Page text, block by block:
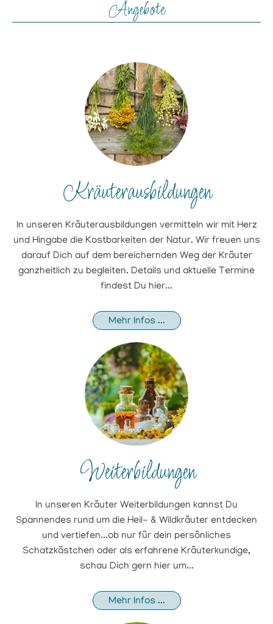
Angebote
Kräuterausbildungen
In unseren Kräuterausbildungen vermitteln wir mit Herz
und Hingabe die Kostbarkeiten der Natur. Wir freuen uns
darauf Dich auf dem bereichernden Weg der Kräuter
ganzheitlich zu begleiten. Details und aktuelle Termine
findest Du hier...
Mehr Infos ...
Weiterbildungen
In unseren Kräuter Weiterbildungen kannst Du
Spannendes rund um die Heil- & Wildkräuter entdecken
und vertiefen...ob nur für dein persönliches
Schatzkästchen oder als erfahrene Kräuterkundige,
schau Dich gern hier um...
Mehr Infos ...